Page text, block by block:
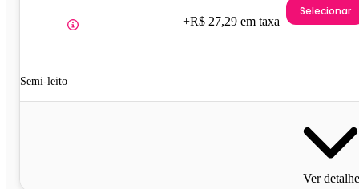
Semi-leito
+R$ 27,29 em taxa
Selecionar
Ver